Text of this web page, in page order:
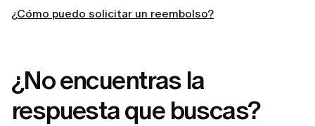
¿Cómo puedo solicitar un reembolso?
¿No encuentras la
respuesta que buscas?